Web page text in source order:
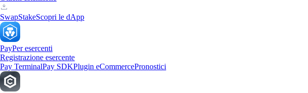
SwapStakeScopri le dApp
PayPer esercenti
Registrazione esercente
Pay TerminalPay SDKPlugin eCommercePronostici